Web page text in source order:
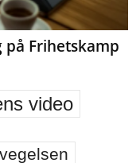
Frihetskamp
video